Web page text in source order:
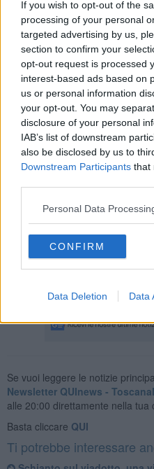
If you wish to opt-out of the
processing of your personal
targeted advertising by us,
section to confirm your
opt-out request is processed
interest-based ads based on
us or personal information
your opt-out. You may
disclosure of your personal
IAB’s list of downstream
also be disclosed by us to
Downstream Participants that
Personal Data
CONFIRM
Data Deletion Data
FIRENZE — Ci sono due
dell'investimento risultato
marocchine e residente a
Giugno scorso, stava
Firenze, strada interdetta al
Le persone al centro dell'attività
portato in ospedale in gravi
l'automobilista che avrebbero
peruviano e un fiorentino.
Per stamani è previsto
punta a determinare quale sia
morte del 28enne. Intanto
Se vuoi leggere le notizie
Newsletter QUInews -
alle 20:00 direttamente nella tua
Basta cliccare QUI
Ti potrebbe interessare